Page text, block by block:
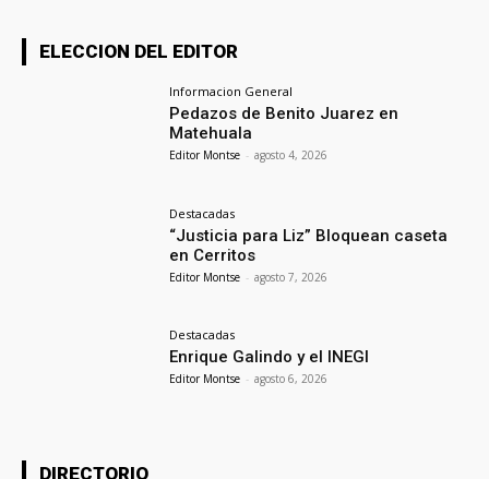
ELECCION DEL EDITOR
Informacion General
Pedazos de Benito Juarez en
Matehuala
Editor Montse - agosto 4, 2026
Destacadas
“Justicia para Liz” Bloquean caseta
en Cerritos
Editor Montse - agosto 7, 2026
Destacadas
Enrique Galindo y el INEGI
Editor Montse - agosto 6, 2026
DIRECTORIO